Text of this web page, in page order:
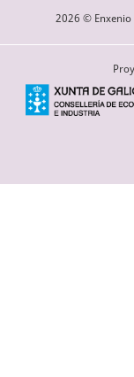
2026 © Enxenio